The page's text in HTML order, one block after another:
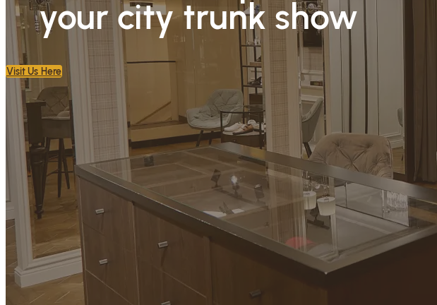
your city trunk show
Visit Us Here